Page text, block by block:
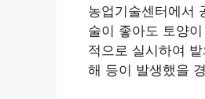
농업기술센터에서
술이 좋아도 토양
적으로 실시하여
해 등이 발생했을